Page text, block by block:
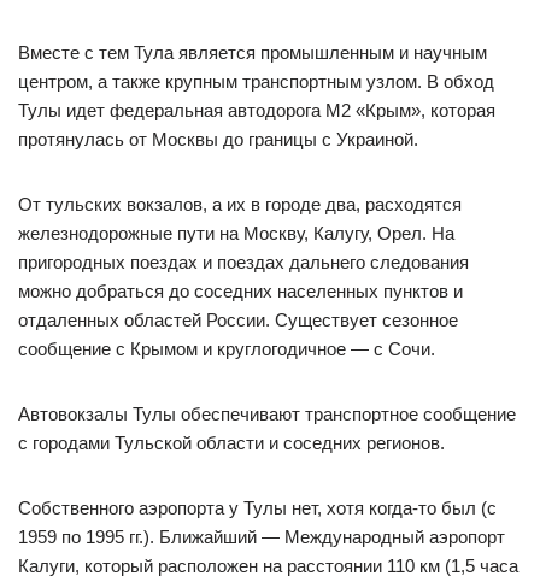
Вместе с тем Тула является промышленным и научным
центром, а также крупным транспортным узлом. В обход
Тулы идет федеральная автодорога М2 «Крым», которая
протянулась от Москвы до границы с Украиной.
От тульских вокзалов, а их в городе два, расходятся
железнодорожные пути на Москву, Калугу, Орел. На
пригородных поездах и поездах дальнего следования
можно добраться до соседних населенных пунктов и
отдаленных областей России. Существует сезонное
сообщение с Крымом и круглогодичное — с Сочи.
Автовокзалы Тулы обеспечивают транспортное сообщение
с городами Тульской области и соседних регионов.
Собственного аэропорта у Тулы нет, хотя когда-то был (с
1959 по 1995 гг.). Ближайший — Международный аэропорт
Калуги, который расположен на расстоянии 110 км (1,5 часа